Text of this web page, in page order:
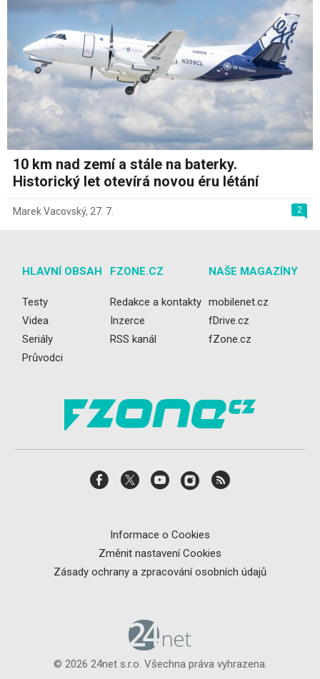
10 km nad zemí a stále na baterky.
Historický let otevírá novou éru létání
2
Marek Vacovský, 27. 7.
HLAVNÍ OBSAH
Testy
Videa
Seriály
Průvodci
FZONE.CZ
Redakce a kontakty
Inzerce
RSS kanál
NAŠE MAGAZÍNY
mobilenet.cz
fDrive.cz
fZone.cz
Informace o Cookies
Změnit nastavení Cookies
Zásady ochrany a zpracování osobních údajů
© 2026 24net s.r.o. Všechna práva vyhrazena.